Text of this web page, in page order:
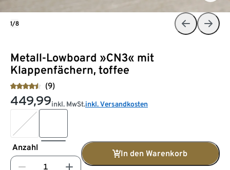
Metall-Lowboard »CN3« mit
Klappenfächern, toffee
(9)
449,99inkl. MwSt.inkl. Versandkosten
Anzahl
In den Warenkorb
1/8